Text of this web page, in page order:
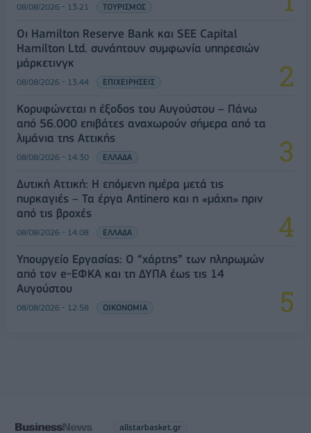
08/08/2026 - 13:21 ΤΟΥΡΙΣΜΟΣ
Οι Hamilton Reserve Bank και SEE Capital
Hamilton Ltd. συνάπτουν συμφωνία υπηρεσιών
μάρκετινγκ
08/08/2026 - 13:44 ΕΠΙΧΕΙΡΗΣΕΙΣ
Κορυφώνεται η έξοδος του Αυγούστου – Πάνω
από 56.000 επιβάτες αναχωρούν σήμερα από τα
λιμάνια της Αττικής
08/08/2026 - 14:30 ΕΛΛΑΔΑ
Δυτική Αττική: Η επόμενη ημέρα μετά τις
πυρκαγιές – Τα έργα Antinero και η «μάχη» πριν
από τις βροχές
08/08/2026 - 14:08 ΕΛΛΑΔΑ
Υπουργείο Εργασίας: Ο “χάρτης” των πληρωμών
από τον e-ΕΦΚΑ και τη ΔΥΠΑ έως τις 14
Αυγούστου
08/08/2026 - 12:58 ΟΙΚΟΝΟΜΙΑ
allstarbasket.gr